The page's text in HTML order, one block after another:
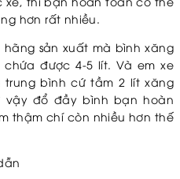
hơn rất nhiều.
sản xuất mà bình xăng
được 4-5 lít. Và em xe
bình cứ tầm 2 lít xăng
vậy đổ đầy bình bạn hoàn
thậm chí còn nhiều hơn thế